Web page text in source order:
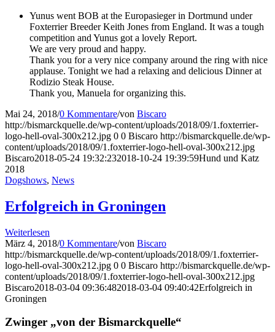
Yunus went BOB at the Europasieger in Dortmund under
Foxterrier Breeder Keith Jones from England. It was a tough
competition and Yunus got a lovely Report.
We are very proud and happy.
Thank you for a very nice company around the ring with nice
applause. Tonight we had a relaxing and delicious Dinner at
Rodizio Steak House.
Thank you, Manuela for organizing this.
Mai 24, 2018/0 Kommentare/von Biscaro
http://bismarckquelle.de/wp-content/uploads/2018/09/1.foxterrier-
logo-hell-oval-300x212.jpg 0 0 Biscaro http://bismarckquelle.de/wp-
content/uploads/2018/09/1.foxterrier-logo-hell-oval-300x212.jpg
Biscaro2018-05-24 19:32:232018-10-24 19:39:59Hund und Katz
2018
Dogshows, News
Erfolgreich in Groningen
Weiterlesen
März 4, 2018/0 Kommentare/von Biscaro
http://bismarckquelle.de/wp-content/uploads/2018/09/1.foxterrier-
logo-hell-oval-300x212.jpg 0 0 Biscaro http://bismarckquelle.de/wp-
content/uploads/2018/09/1.foxterrier-logo-hell-oval-300x212.jpg
Biscaro2018-03-04 09:36:482018-03-04 09:40:42Erfolgreich in
Groningen
Zwinger „von der Bismarckquelle“